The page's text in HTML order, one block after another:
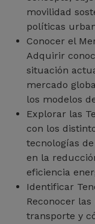
movilidad
políticas
Conocer el
Adquirir
situación
mercado
los modelos
Explorar las
con los
tecnologías
en la
eficiencia
Identificar
Reconocer
transporte y